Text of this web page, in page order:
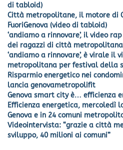
di tabloid)
Città metropolitane, il motore di
FuoriGenova (video di tabloid)
‘andiamo a rinnovare’, il video
dei ragazzi di città metropolitana
‘andiamo a rinnovare’, è virale il
metropolitana per festival della
Risparmio energetico nei
lancia genovametropolifit
Genova smart city è… efficienza
Efficienza energetica, mercoledì
Genova e in 24 comuni
Videointervista: “grazie a città
sviluppo, 40 milioni ai comuni”